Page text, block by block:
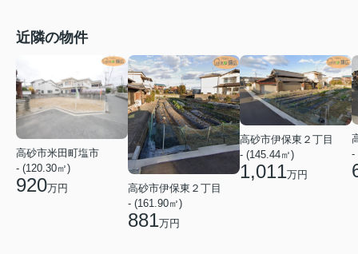
近隣の物件
高砂市米田町塩市
- (120.30㎡)
920万円
高砂市伊保東２丁目
- (161.90㎡)
881万円
高砂市伊保東２丁目
- (145.44㎡)
1,011万円
-